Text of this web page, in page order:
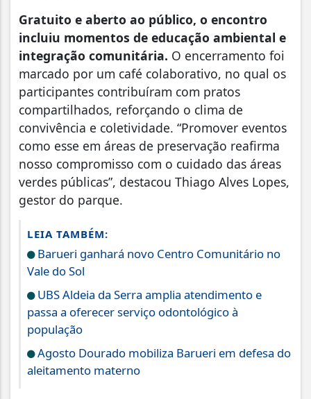
Gratuito e aberto ao público, o encontro
incluiu momentos de educação ambiental e
integração comunitária. O encerramento foi
marcado por um café colaborativo, no qual os
participantes contribuíram com pratos
compartilhados, reforçando o clima de
convivência e coletividade. “Promover eventos
como esse em áreas de preservação reafirma
nosso compromisso com o cuidado das áreas
verdes públicas”, destacou Thiago Alves Lopes,
gestor do parque.
LEIA TAMBÉM:
Barueri ganhará novo Centro Comunitário no
Vale do Sol
UBS Aldeia da Serra amplia atendimento e
passa a oferecer serviço odontológico à
população
Agosto Dourado mobiliza Barueri em defesa do
aleitamento materno